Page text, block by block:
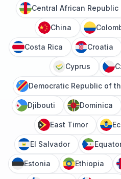
Central African Republic
China
Costa Rica Croatia
Cyprus
Democratic Republic of
Djibouti Dominica
East Timor
El Salvador
Estonia Ethiopia